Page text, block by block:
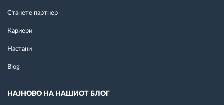
Станете партнер
Кариери
Настани
Blog
НАЈНОВО НА НАШИОТ БЛОГ